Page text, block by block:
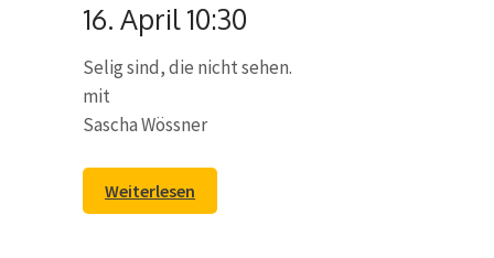
16. April 10:30
Selig sind, die nicht sehen.
mit
Sascha Wössner
Weiterlesen